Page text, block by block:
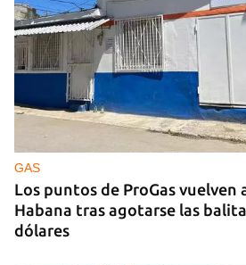
MÚSICA
Un público enamorado de
censura en un homenaje en La
GAS
Los puntos de ProGas vuelven
Habana tras agotarse las
dólares